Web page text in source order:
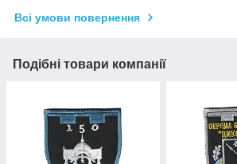
Всі умови повернення
Подібні товари компанії